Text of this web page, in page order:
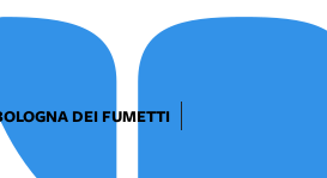
DEI FUMETTI